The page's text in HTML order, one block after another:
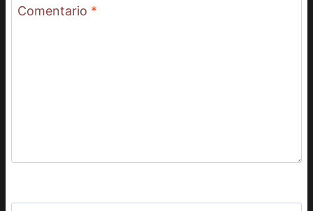
Comentario *